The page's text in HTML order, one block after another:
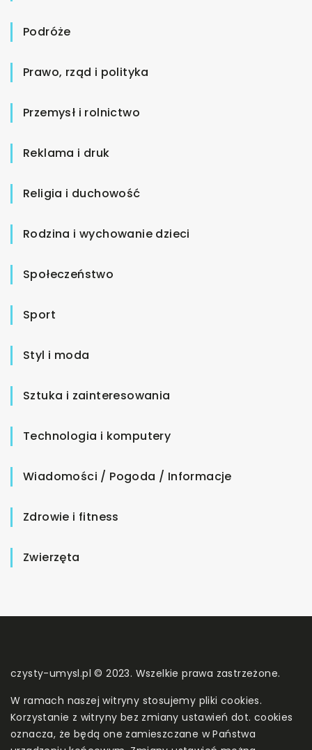
Podróże
Prawo, rząd i polityka
Przemysł i rolnictwo
Reklama i druk
Religia i duchowość
Rodzina i wychowanie dzieci
Społeczeństwo
Sport
Styl i moda
Sztuka i zainteresowania
Technologia i komputery
Wiadomości / Pogoda / Informacje
Zdrowie i fitness
Zwierzęta
czysty-umysl.pl © 2023. Wszelkie prawa zastrzeżone.
W ramach naszej witryny stosujemy pliki cookies.
Korzystanie z witryny bez zmiany ustawień dot. cookies
oznacza, że będą one zamieszczane w Państwa